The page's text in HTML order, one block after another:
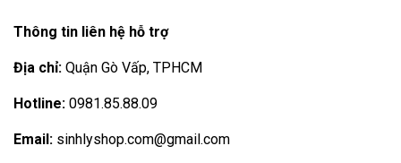
Thông tin liên hệ hỗ trợ
Địa chỉ: Quận Gò Vấp, TPHCM
Hotline: 0981.85.88.09
Email: sinhlyshop.com@gmail.com